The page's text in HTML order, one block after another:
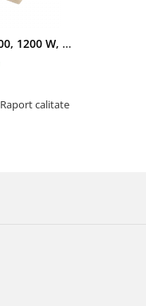
Freza lemn ProCraft POB1700, 1200 W, 2600 Rpm cu 12 freze pentru lemn incluse in pachet